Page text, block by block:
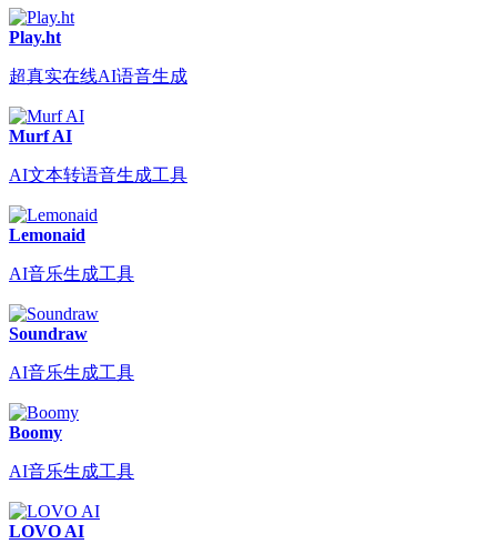
Play.ht
超真实在线AI语音生成
Murf AI
AI文本转语音生成工具
Lemonaid
AI音乐生成工具
Soundraw
AI音乐生成工具
Boomy
AI音乐生成工具
LOVO AI